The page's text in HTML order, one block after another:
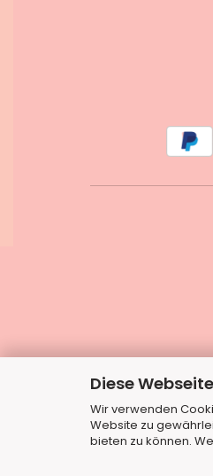
Diese
Wir verwenden
Website zu
bieten zu können.